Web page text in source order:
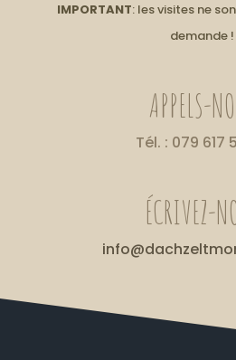
IMPORTANT: les visites ne
demande !
APPELS-
Tél. : 079 617
ÉCRIVEZ-